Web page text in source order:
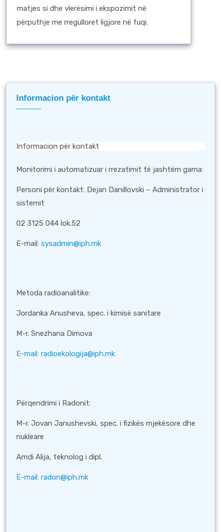
matjes si dhe vlerësimi i ekspozimit në
përputhje me rregulloret ligjore në fuqi.
Informacion për kontakt
Informacion për kontakt
Monitorimi i automatizuar i rrezatimit të jashtëm gama:
Personi për kontakt: Dejan Danillovski – Administrator i
sistemit
02 3125 044 lok.52
E-mail: sysadmin@iph.mk
Metoda radioanalitike:
Jordanka Anusheva, spec. i kimisë sanitare
M-r. Snezhana Dimova
Е-mail: radioekologija@iph.mk
Përqendrimi i Radonit:
M-r. Jovan Janushevski, spec. i fizikës mjekësore dhe
nukleare
Amdi Alija, teknolog i dipl.
Е-mail: radon@iph.mk